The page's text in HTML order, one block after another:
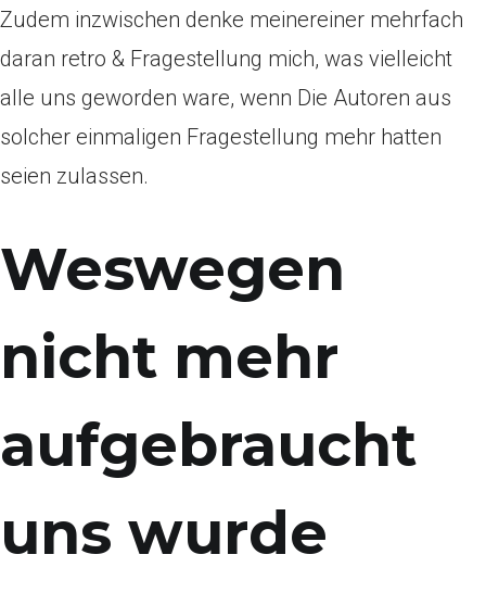
Zudem inzwischen denke meinereiner mehrfach
daran retro & Fragestellung mich, was vielleicht
alle uns geworden ware, wenn Die Autoren aus
solcher einmaligen Fragestellung mehr hatten
seien zulassen.
Weswegen
nicht mehr
aufgebraucht
uns wurde